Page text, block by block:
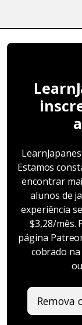
Estamos
encontrar
alunos de
experiência
$3,28/mês.
página
cobrado
Remova